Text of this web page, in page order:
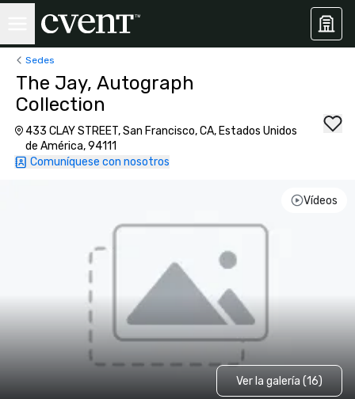
Sedes
The Jay, Autograph
Collection
433 CLAY STREET, San Francisco, CA, Estados Unidos
de América, 94111
Comuníquese con nosotros
Vídeos
Ver la galería (16)